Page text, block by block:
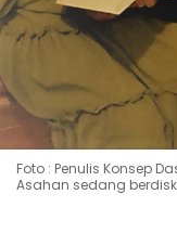
Foto : Penulis Konsep
Asahan sedang